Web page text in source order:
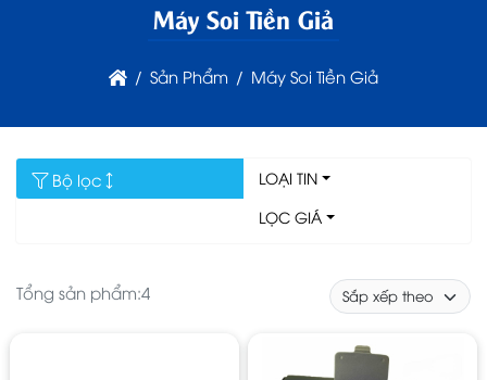
Máy Soi Tiền Giả
Sản Phẩm Máy Soi Tiền Giả
Bộ lọc
LOẠI TIN
LỌC GIÁ
Tổng sản phẩm:4